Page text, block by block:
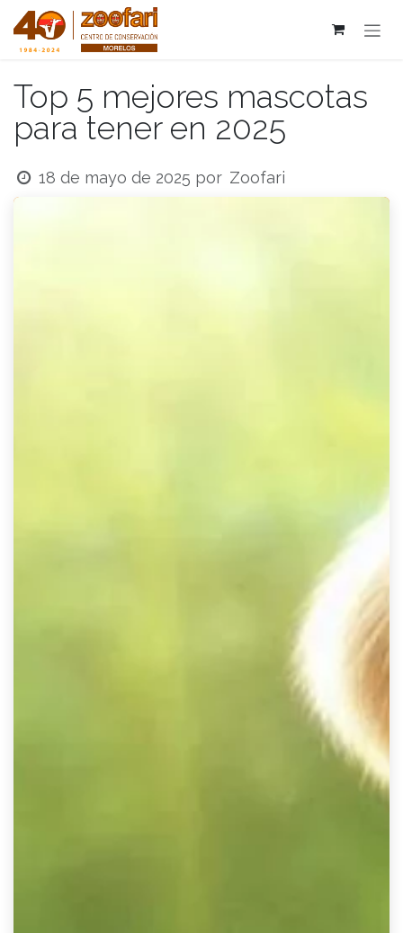
Ir al contenido
Top 5 mejores mascotas
para tener en 2025
18 de mayo de 2025 por Zoofari